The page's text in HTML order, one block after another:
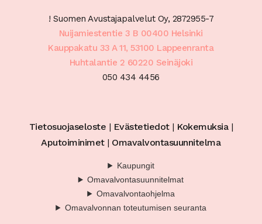
! Suomen Avustajapalvelut Oy, 2872955-7
Nuijamiestentie 3 B 00400 Helsinki
Kauppakatu 33 A 11, 53100 Lappeenranta
Huhtalantie 2 60220 Seinäjoki
050 434 4456
Tietosuojaseloste | Evästetiedot| Kokemuksia|
Aputoiminimet| Omavalvontasuunnitelma
Kaupungit
Omavalvontasuunnitelmat
Omavalvontaohjelma
Omavalvonnan toteutumisen seuranta